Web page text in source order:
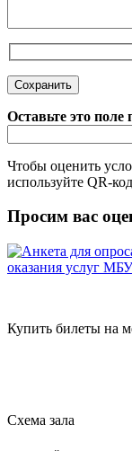
Оставьте это поле
Чтобы оценить
используйте QR-
Просим вас
Купить билеты на
Схема зала